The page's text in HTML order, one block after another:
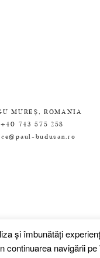
MUREȘ, ROMANIA
+40 743 575 258
budusan.ro
și îmbunătăți
continuarea navigării